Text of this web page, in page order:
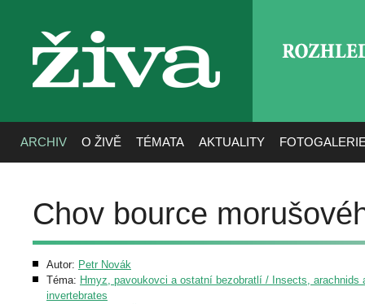
živa
ARCHIV O ŽIVĚ TÉMATA AKTUALITY
Chov bource
Autor: Petr Novák
Téma: Hmyz, pavoukovci a ostatní bezobratlí / Insects, arachnids
invertebrates